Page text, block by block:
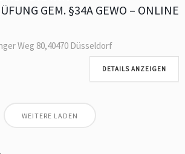
GEM. §34A GEWO – ONLINE
Weg 80,40470 Düsseldorf
DETAILS ANZEIGEN
WEITERE LADEN